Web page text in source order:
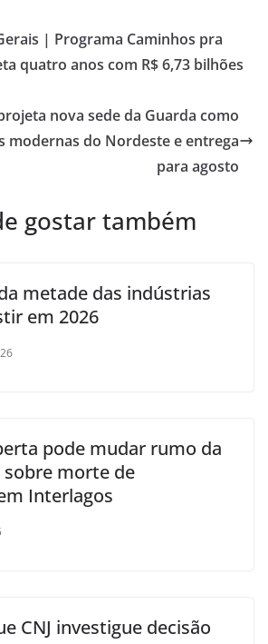
| Programa Caminhos pra
quatro anos com R$ 6,73 bilhões
nova sede da Guarda como
modernas do Nordeste e entrega
para agosto
gostar também
metade das indústrias
em 2026
pode mudar rumo da
sobre morte de
Interlagos
CNJ investigue decisão